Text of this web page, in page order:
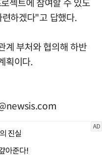
하겠다"고 답했다.
계 부처와 협의해 하반
획이다.